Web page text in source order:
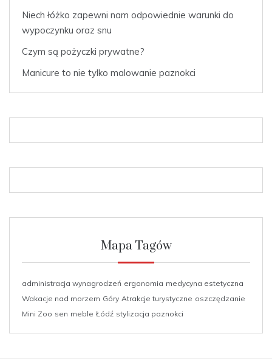
Niech łóżko zapewni nam odpowiednie warunki do
wypoczynku oraz snu
Czym są pożyczki prywatne?
Manicure to nie tylko malowanie paznokci
Mapa Tagów
administracja wynagrodzeń ergonomia medycyna estetyczna
Wakacje nad morzem Góry Atrakcje turystyczne oszczędzanie
Mini Zoo sen meble Łódź stylizacja paznokci